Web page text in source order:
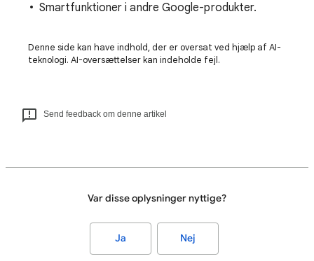
Smartfunktioner i andre Google-produkter.
Denne side kan have indhold, der er oversat ved hjælp af AI-
teknologi. AI-oversættelser kan indeholde fejl.
Send feedback om denne artikel
Var disse oplysninger nyttige?
Ja Nej